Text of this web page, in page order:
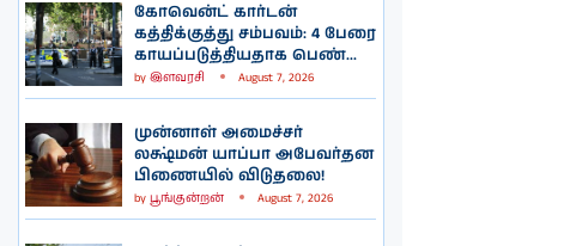
கோவென்ட் கார்டன்
கத்திக்குத்து சம்பவம்: 4 பேரை
காயப்படுத்தியதாக பெண்...
by இளவரசி August 7, 2026
முன்னாள் அமைச்சர்
லக்ஷ்மன் யாப்பா அபேவர்தன
பிணையில் விடுதலை!
by பூங்குன்றன் August 7, 2026